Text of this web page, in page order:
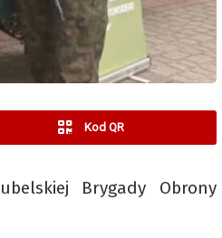
Kod QR
Brygady Obrony